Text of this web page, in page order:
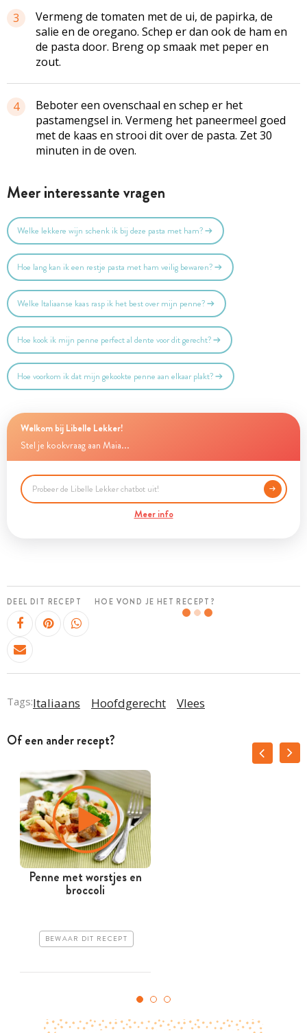
3
Vermeng de tomaten met de ui, de papirka, de
salie en de oregano. Schep er dan ook de ham en
de pasta door. Breng op smaak met peper en
zout.
4
Beboter een ovenschaal en schep er het
pastamengsel in. Vermeng het paneermeel goed
met de kaas en strooi dit over de pasta. Zet 30
minuten in de oven.
Meer interessante vragen
Welke lekkere wijn schenk ik bij deze pasta met ham?
Hoe lang kan ik een restje pasta met ham veilig bewaren?
Welke Italiaanse kaas rasp ik het best over mijn penne?
Hoe kook ik mijn penne perfect al dente voor dit gerecht?
Hoe voorkom ik dat mijn gekookte penne aan elkaar plakt?
Welkom bij Libelle Lekker!
Stel je kookvraag aan Maia...
Meer info
DEEL DIT RECEPT HOE VOND JE HET RECEPT?
Tags:Italiaans Hoofdgerecht Vlees
Of een ander recept?
Penne met worstjes en
broccoli
BEWAAR DIT RECEPT